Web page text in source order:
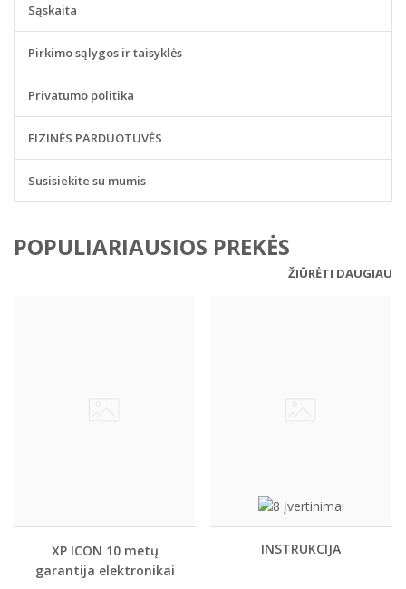
Sąskaita
Pirkimo sąlygos ir taisyklės
Privatumo politika
FIZINĖS PARDUOTUVĖS
Susisiekite su mumis
POPULIARIAUSIOS PREKĖS
ŽIŪRĖTI DAUGIAU
XP ICON 10 metų
garantija elektronikai
INSTRUKCIJA